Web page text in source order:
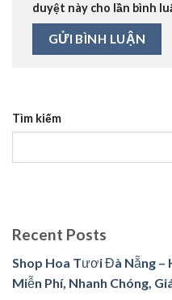
duyệt này cho lần bình
Tìm kiếm
Recent Posts
Shop Hoa Tươi Đà Nẵng –
Miễn Phí, Nhanh Chóng,